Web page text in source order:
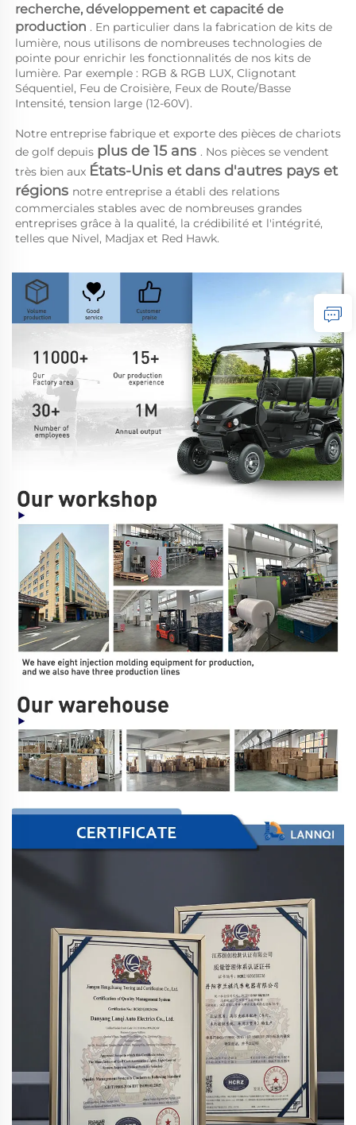
recherche, développement et capacité de
production . En particulier dans la fabrication de kits de
lumière, nous utilisons de nombreuses technologies de
pointe pour enrichir les fonctionnalités de nos kits de
lumière. Par exemple : RGB & RGB LUX, Clignotant
Séquentiel, Feu de Croisière, Feux de Route/Basse
Intensité, tension large (12-60V).
Notre entreprise fabrique et exporte des pièces de chariots
de golf depuis plus de 15 ans . Nos pièces se vendent
très bien aux États-Unis et dans d'autres pays et
régions notre entreprise a établi des relations
commerciales stables avec de nombreuses grandes
entreprises grâce à la qualité, la crédibilité et l'intégrité,
telles que Nivel, Madjax et Red Hawk.